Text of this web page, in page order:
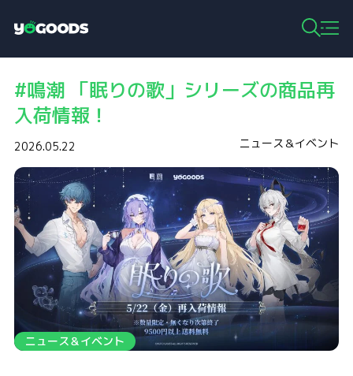
o
o
o
d
s
#鳴潮 「眠りの歌」シリーズの商品再
入荷情報！
2026.05.22 ニュース＆イベント
ニュース＆イベント